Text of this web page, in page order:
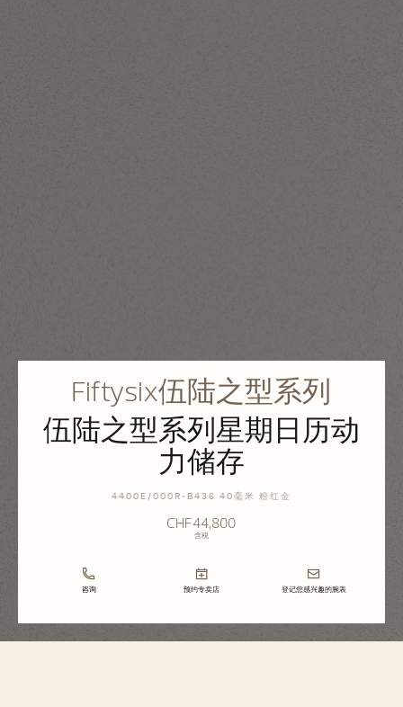
Fiftysix伍陆之型系列
伍陆之型系列星期日历动
力储存
4400E/000R-B436 40毫米 粉红金
CHF44,800
含税
咨询 预约专卖店 登记您感兴趣的腕表